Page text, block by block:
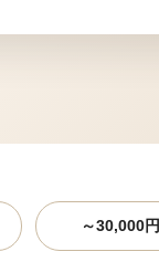
～30,000円